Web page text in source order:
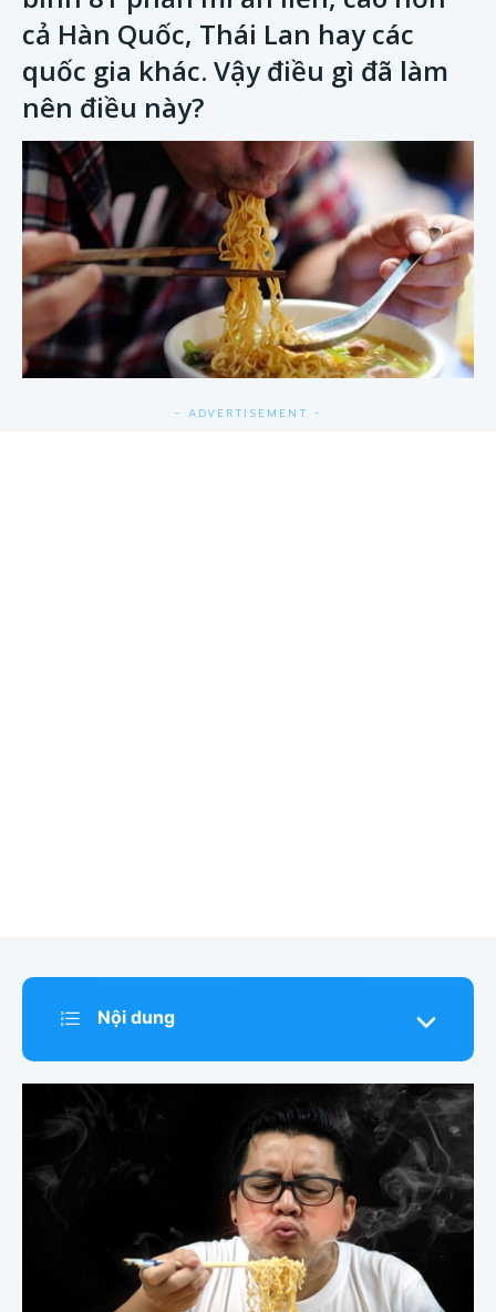
cả Hàn Quốc, Thái Lan hay các
quốc gia khác. Vậy điều gì đã làm
nên điều này?
- ADVERTISEMENT -
Nội dung